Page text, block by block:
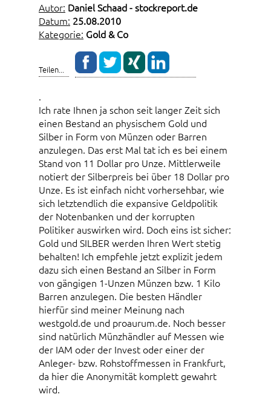
Autor: Daniel Schaad - stockreport.de
Datum: 25.08.2010
Kategorie: Gold & Co
Teilen...
.
Ich rate Ihnen ja schon seit langer Zeit sich
einen Bestand an physischem Gold und
Silber in Form von Münzen oder Barren
anzulegen. Das erst Mal tat ich es bei einem
Stand von 11 Dollar pro Unze. Mittlerweile
notiert der Silberpreis bei über 18 Dollar pro
Unze. Es ist einfach nicht vorhersehbar, wie
sich letztendlich die expansive Geldpolitik
der Notenbanken und der korrupten
Politiker auswirken wird. Doch eins ist sicher:
Gold und SILBER werden Ihren Wert stetig
behalten! Ich empfehle jetzt explizit jedem
dazu sich einen Bestand an Silber in Form
von gängigen 1-Unzen Münzen bzw. 1 Kilo
Barren anzulegen. Die besten Händler
hierfür sind meiner Meinung nach
westgold.de und proaurum.de. Noch besser
sind natürlich Münzhändler auf Messen wie
der IAM oder der Invest oder einer der
Anleger- bzw. Rohstoffmessen in Frankfurt,
da hier die Anonymität komplett gewahrt
wird.